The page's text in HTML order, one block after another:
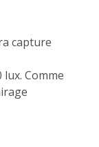
capture
Comme